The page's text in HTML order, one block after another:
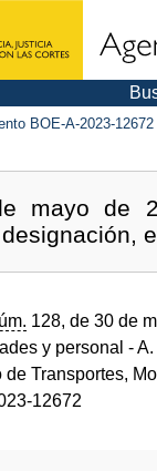
BOE-A-2023-12672
mayo de
128, de 30 de
y personal -
de Transportes,
12672